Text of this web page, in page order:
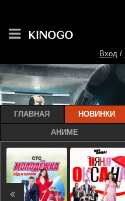
Вход /
ГЛАВНАЯ НОВИНКИ
АНИМЕ